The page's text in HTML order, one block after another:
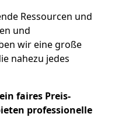
Ressourcen und
und
wir eine große
nahezu jedes
faires Preis-
professionelle